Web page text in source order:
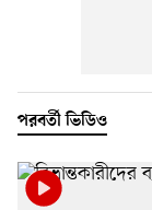
পরবর্তী ভিডিও